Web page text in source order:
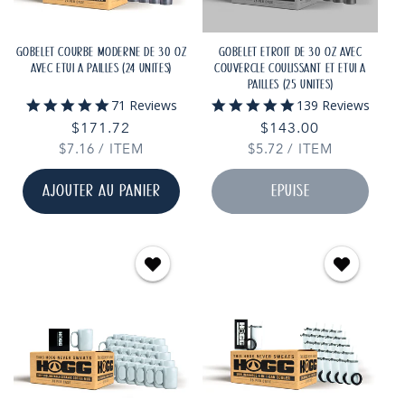
GOBELET COURBÉ MODERNE DE 30 OZ
AVEC ÉTUI À PAILLES (24 UNITÉS)
4.9
star
rating
71 Reviews
Prix
habituel
$171.72
PRIX
$7.16 / PAR
ITEM
AJOUTER AU PANIER
GOBELET ÉTROIT DE 30 OZ AVEC
COUVERCLE COULISSANT ET ÉTUI À
PAILLES (25 UNITÉS)
4.9
star
rating
139 Reviews
Prix
habituel
$143.00
PRIX
$5.72 / PAR
ITEM
ÉPUISÉ